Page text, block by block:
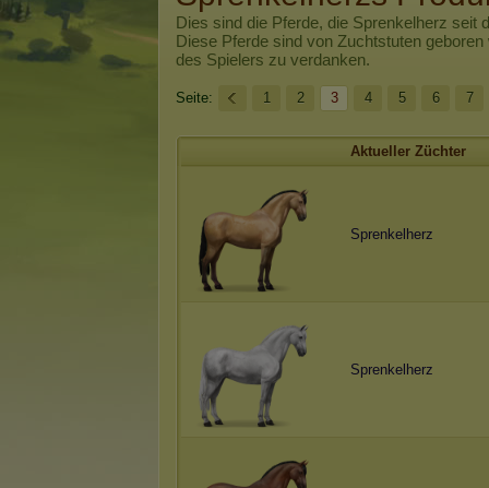
Dies sind die Pferde, die Sprenkelherz seit
Diese Pferde sind von Zuchtstuten
des Spielers zu verdanken.
Seite: 1 2 3 4 5 6 7
Aktueller Züchter
Sprenkelherz
Sprenkelherz